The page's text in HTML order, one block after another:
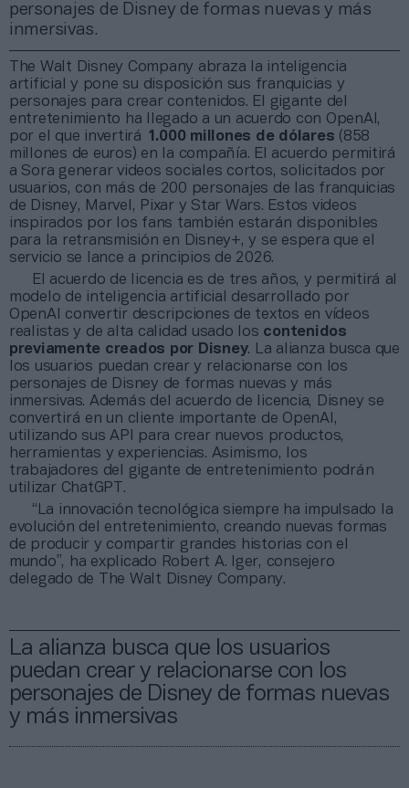
personajes de Disney de formas nuevas y más
inmersivas.
The Walt Disney Company abraza la inteligencia
artificial y pone su disposición sus franquicias y
personajes para crear contenidos. El gigante del
entretenimiento ha llegado a un acuerdo con OpenAI,
por el que invertirá 1.000 millones de dólares (858
millones de euros) en la compañía. El acuerdo permitirá
a Sora generar videos sociales cortos, solicitados por
usuarios, con más de 200 personajes de las franquicias
de Disney, Marvel, Pixar y Star Wars. Estos videos
inspirados por los fans también estarán disponibles
para la retransmisión en Disney+, y se espera que el
servicio se lance a principios de 2026.
El acuerdo de licencia es de tres años, y permitirá al
modelo de inteligencia artificial desarrollado por
OpenAI convertir descripciones de textos en vídeos
realistas y de alta calidad usado los contenidos
previamente creados por Disney. La alianza busca que
los usuarios puedan crear y relacionarse con los
personajes de Disney de formas nuevas y más
inmersivas. Además del acuerdo de licencia, Disney se
convertirá en un cliente importante de OpenAI,
utilizando sus API para crear nuevos productos,
herramientas y experiencias. Asimismo, los
trabajadores del gigante de entretenimiento podrán
utilizar ChatGPT.
“La innovación tecnológica siempre ha impulsado la
evolución del entretenimiento, creando nuevas formas
de producir y compartir grandes historias con el
mundo”, ha explicado Robert A. Iger, consejero
delegado de The Walt Disney Company.
La alianza busca que los usuarios
puedan crear y relacionarse con los
personajes de Disney de formas nuevas
y más inmersivas